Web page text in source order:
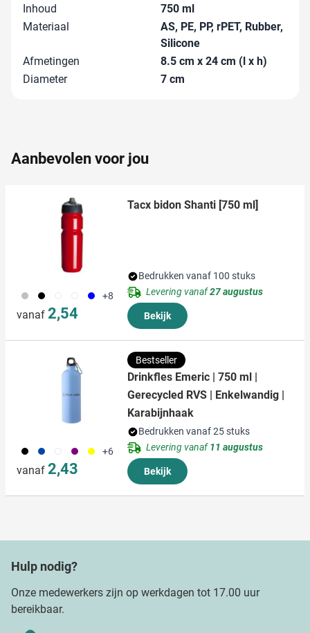
informatie over uw gebruik van onze site met onze
partners voor social media, adverteren en analyse. Deze
partners kunnen deze gegevens combineren met andere
informatie die u aan ze heeft verstrekt of die ze hebben
Inhoud
750 ml
Materiaal
AS, PE, PP, rPET, Rubber,
Silicone
Afmetingen
8.5 cm x 24 cm (l x h)
Diameter
7 cm
Aanbevolen voor jou
032 001 002 970 005 +8
vanaf 2,54
Tacx bidon Shanti [750 ml]
Bedrukken vanaf 100 stuks
Levering vanaf27 augustus
Bekijk
001 023 002 024 006 +6
vanaf 2,43
Bestseller
Drinkfles Emeric | 750 ml |
Gerecycled RVS | Enkelwandig |
Karabijnhaak
Bedrukken vanaf 25 stuks
Levering vanaf11 augustus
Bekijk
Hulp nodig?
Onze medewerkers zijn op werkdagen tot 17.00 uur
bereikbaar.